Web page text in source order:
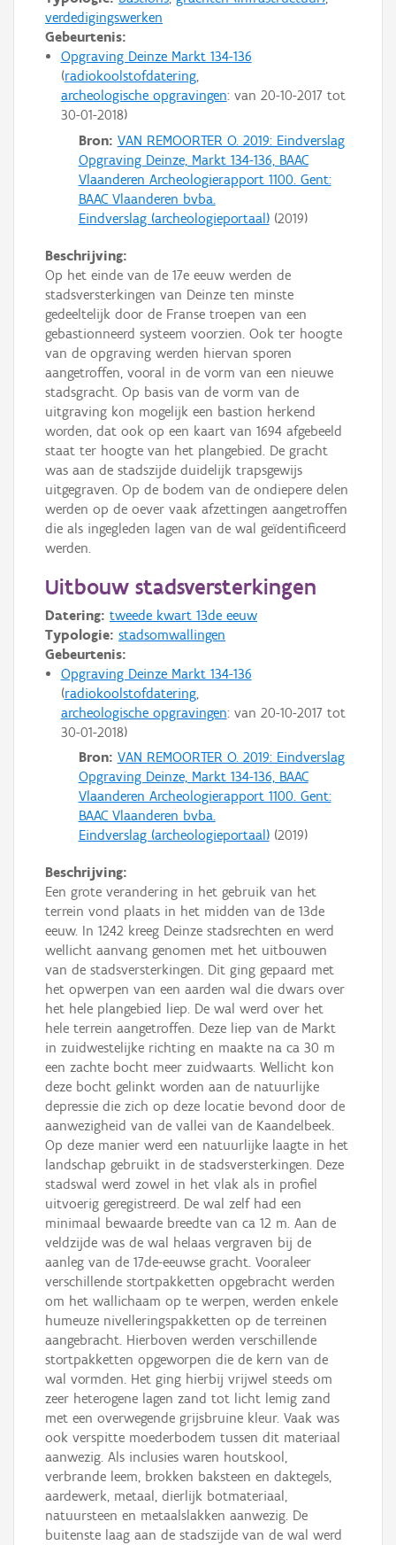
verdedigingswerken
Gebeurtenis:
Opgraving Deinze Markt 134-136
radiokoolstofdatering
archeologische opgravingen: van 20-10-2017tot
30-01-2018
Bron: VAN REMOORTER O. 2019: Eindverslag
Opgraving Deinze, Markt 134-136, BAAC
Vlaanderen Archeologierapport 1100. Gent:
BAAC Vlaanderen bvba.
Eindverslag (archeologieportaal)(2019)
Beschrijving:
Op het einde van de 17e eeuw werden de
stadsversterkingen van Deinze ten minste
gedeeltelijk door de Franse troepen van een
gebastionneerd systeem voorzien. Ook ter hoogte
van de opgraving werden hiervan sporen
aangetroffen, vooral in de vorm van een nieuwe
stadsgracht. Op basis van de vorm van de
uitgraving kon mogelijk een bastion herkend
worden, dat ook op een kaart van 1694 afgebeeld
staat ter hoogte van het plangebied. De gracht
was aan de stadszijde duidelijk trapsgewijs
uitgegraven. Op de bodem van de ondiepere delen
werden op de oever vaak afzettingen aangetroffen
die als ingegleden lagen van de wal geïdentificeerd
werden.
Uitbouw stadsversterkingen
Datering: tweede kwart 13de eeuw
Typologie: stadsomwallingen
Gebeurtenis:
Opgraving Deinze Markt 134-136
radiokoolstofdatering
archeologische opgravingen: van 20-10-2017tot
30-01-2018
Bron: VAN REMOORTER O. 2019: Eindverslag
Opgraving Deinze, Markt 134-136, BAAC
Vlaanderen Archeologierapport 1100. Gent:
BAAC Vlaanderen bvba.
Eindverslag (archeologieportaal)(2019)
Beschrijving:
Een grote verandering in het gebruik van het
terrein vond plaats in het midden van de 13de
eeuw. In 1242 kreeg Deinze stadsrechten en werd
wellicht aanvang genomen met het uitbouwen
van de stadsversterkingen. Dit ging gepaard met
het opwerpen van een aarden wal die dwars over
het hele plangebied liep. De wal werd over het
hele terrein aangetroffen. Deze liep van de Markt
in zuidwestelijke richting en maakte na ca 30 m
een zachte bocht meer zuidwaarts. Wellicht kon
deze bocht gelinkt worden aan de natuurlijke
depressie die zich op deze locatie bevond door de
aanwezigheid van de vallei van de Kaandelbeek.
Op deze manier werd een natuurlijke laagte in het
landschap gebruikt in de stadsversterkingen. Deze
stadswal werd zowel in het vlak als in profiel
uitvoerig geregistreerd. De wal zelf had een
minimaal bewaarde breedte van ca 12 m. Aan de
veldzijde was de wal helaas vergraven bij de
aanleg van de 17de-eeuwse gracht. Vooraleer
verschillende stortpakketten opgebracht werden
om het wallichaam op te werpen, werden enkele
humeuze nivelleringspakketten op de terreinen
aangebracht. Hierboven werden verschillende
stortpakketten opgeworpen die de kern van de
wal vormden. Het ging hierbij vrijwel steeds om
zeer heterogene lagen zand tot licht lemig zand
met een overwegende grijsbruine kleur. Vaak was
ook verspitte moederbodem tussen dit materiaal
aanwezig. Als inclusies waren houtskool,
verbrande leem, brokken baksteen en daktegels,
aardewerk, metaal, dierlijk botmateriaal,
natuursteen en metaalslakken aanwezig. De
buitenste laag aan de stadszijde van de wal werd